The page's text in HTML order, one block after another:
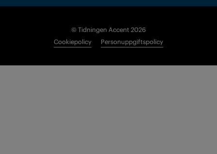
© Tidningen Accent 2026
Cookiepolicy
Personuppgiftspolicy